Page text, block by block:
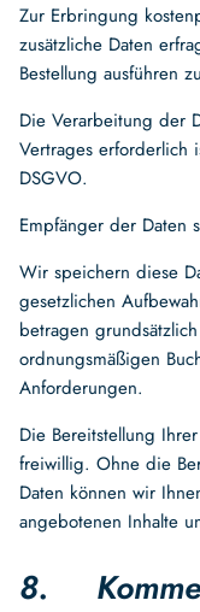
Zur Erbringung
zusätzliche Daten
Bestellung ausführen
Die Verarbeitung der
Vertrages
DSGVO.
Empfänger der Daten
Wir speichern diese
gesetzlichen
betragen
ordnungsmäßigen
Anforderungen.
Die Bereitstellung
freiwillig. Ohne die
Daten können wir
angebotenen Inhalte
8.